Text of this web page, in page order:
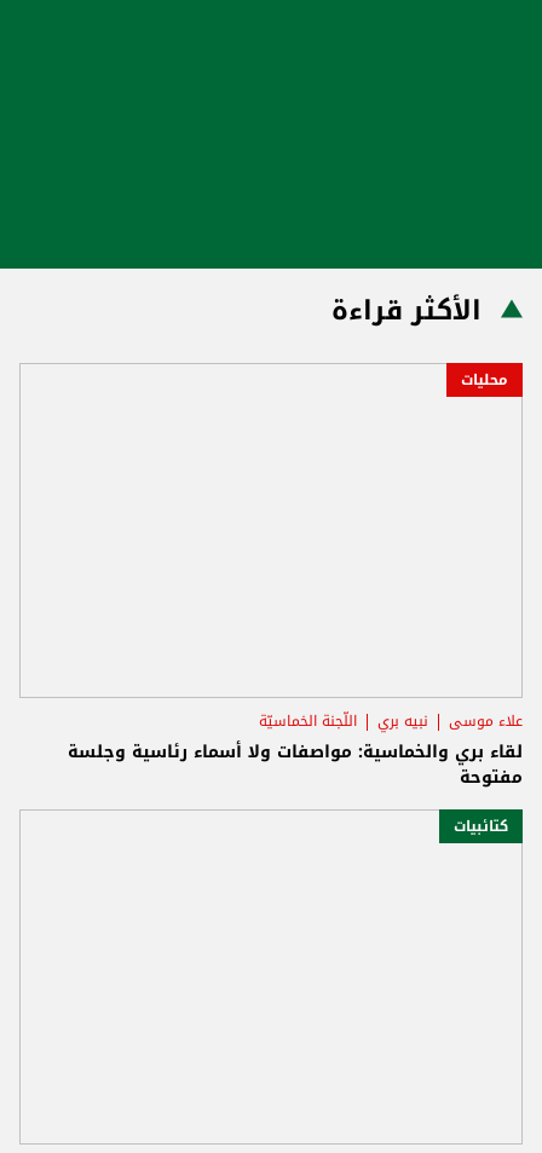
الأكثر قراءة
محليات
علاء موسى نبيه بري اللّجنة الخماسيّة
لقاء بري والخماسية: مواصفات ولا أسماء رئاسية وجلسة
مفتوحة
كتائبيات